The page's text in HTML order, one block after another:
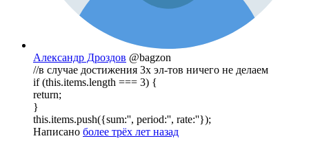
Александр Дроздов @bagzon
//в случае достижения 3х эл-тов ничего не делаем
if (this.items.length === 3) {
return;
}
this.items.push({sum:'', period:'', rate:''});
Написано более трёх лет назад